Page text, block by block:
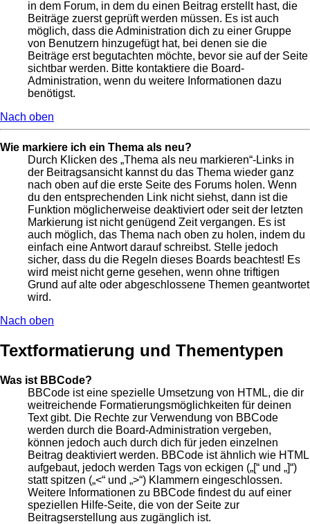
in dem Forum, in dem du einen Beitrag erstellt hast, die
Beiträge zuerst geprüft werden müssen. Es ist auch
möglich, dass die Administration dich zu einer Gruppe
von Benutzern hinzugefügt hat, bei denen sie die
Beiträge erst begutachten möchte, bevor sie auf der Seite
sichtbar werden. Bitte kontaktiere die Board-
Administration, wenn du weitere Informationen dazu
benötigst.
Nach oben
Wie markiere ich ein Thema als neu?
Durch Klicken des „Thema als neu markieren“-Links in
der Beitragsansicht kannst du das Thema wieder ganz
nach oben auf die erste Seite des Forums holen. Wenn
du den entsprechenden Link nicht siehst, dann ist die
Funktion möglicherweise deaktiviert oder seit der letzten
Markierung ist nicht genügend Zeit vergangen. Es ist
auch möglich, das Thema nach oben zu holen, indem du
einfach eine Antwort darauf schreibst. Stelle jedoch
sicher, dass du die Regeln dieses Boards beachtest! Es
wird meist nicht gerne gesehen, wenn ohne triftigen
Grund auf alte oder abgeschlossene Themen geantwortet
wird.
Nach oben
Textformatierung und Thementypen
Was ist BBCode?
BBCode ist eine spezielle Umsetzung von HTML, die dir
weitreichende Formatierungsmöglichkeiten für deinen
Text gibt. Die Rechte zur Verwendung von BBCode
werden durch die Board-Administration vergeben,
können jedoch auch durch dich für jeden einzelnen
Beitrag deaktiviert werden. BBCode ist ähnlich wie HTML
aufgebaut, jedoch werden Tags von eckigen („[“ und „]“)
statt spitzen („<“ und „>“) Klammern eingeschlossen.
Weitere Informationen zu BBCode findest du auf einer
speziellen Hilfe-Seite, die von der Seite zur
Beitragserstellung aus zugänglich ist.